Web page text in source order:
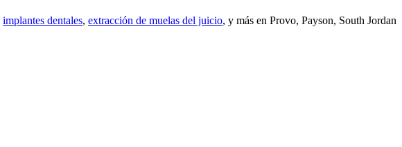
implantes dentales, extracción de muelas del juicio, y más en Provo, Payson, South Jordan